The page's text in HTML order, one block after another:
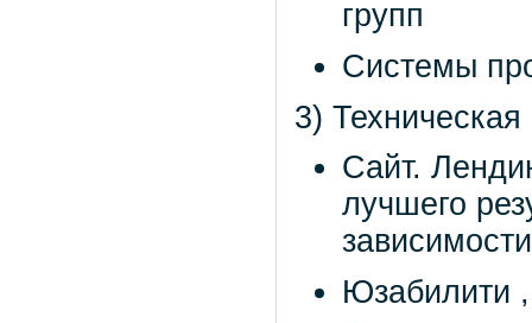
групп
Системы
3) Техническая
Сайт.
лучшего
Юзабилити